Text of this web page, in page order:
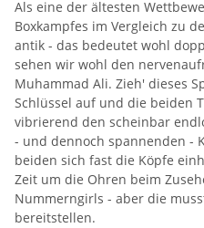
Als eine der ältesten
Boxkampfes im Vergleich zu
antik - das bedeutet wohl
sehen wir wohl den
Muhammad Ali. Zieh' dieses
Schlüssel auf und die beiden
vibrierend den scheinbar
- und dennoch spannenden -
beiden sich fast die Köpfe
Zeit um die Ohren beim
Nummerngirls - aber die
bereitstellen.